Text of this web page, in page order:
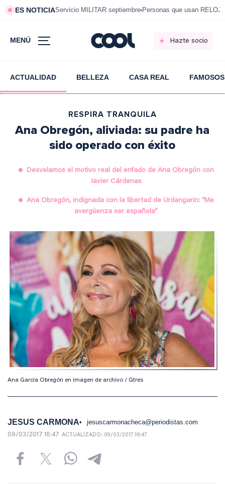
ES NOTICIAServicio MILITAR septiembre Personas que usan RELOJ
MENÚ Hazte socio
ACTUALIDAD BELLEZA CASA REAL FAMOSOS
RESPIRA TRANQUILA
Ana Obregón, aliviada: su padre ha
sido operado con éxito
Desvelamos el motivo real del enfado de Ana Obregón con
Javier Cárdenas
Ana Obregón, indignada con la libertad de Urdangarin: “Me
avergüenza ser española”
Ana García Obregón en imagen de archivo / Gtres
JESUS CARMONA jesuscarmonacheca@periodistas.com
09/03/2017 16:47 ACTUALIZADO: 09/03/2017 16:47